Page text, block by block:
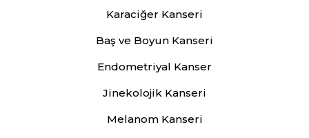
Karaciğer Kanseri
Baş ve Boyun Kanseri
Endometriyal Kanser
Jinekolojik Kanseri
Melanom Kanseri